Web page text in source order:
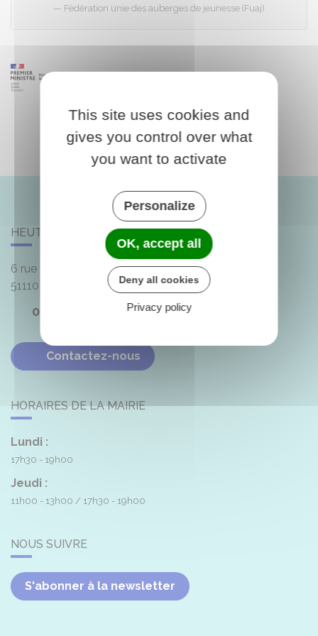
Fédération unie des auberges de jeunesse (Fuaj)
HEUTRÉGIVILLE
6 rue de la Mairie
51110
03 26 48 77 06
Contactez-nous
HORAIRES DE LA MAIRIE
Lundi :
17h30 - 19h00
Jeudi :
11h00 - 13h00 17h30 - 19h00
NOUS SUIVRE
S'abonner à la newsletter
This site uses cookies and
gives you control over what
you want to activate
Personalize
OK, accept all
Deny all cookies
Privacy policy